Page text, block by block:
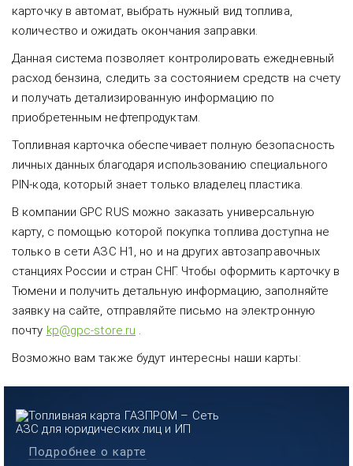
карточку в автомат, выбрать нужный вид топлива,
количество и ожидать окончания заправки.
Данная система позволяет контролировать ежедневный
расход бензина, следить за состоянием средств на счету
и получать детализированную информацию по
приобретенным нефтепродуктам.
Топливная карточка обеспечивает полную безопасность
личных данных благодаря использованию специального
PIN-кода, который знает только владелец пластика.
В компании GPC RUS можно заказать универсальную
карту, с помощью которой покупка топлива доступна не
только в сети АЗС Н1, но и на других автозаправочных
станциях России и стран СНГ. Чтобы оформить карточку в
Тюмени и получить детальную информацию, заполняйте
заявку на сайте, отправляйте письмо на электронную
почту kp@gpc-store.ru .
Возможно вам также будут интересны наши карты:
Подробнее о карте